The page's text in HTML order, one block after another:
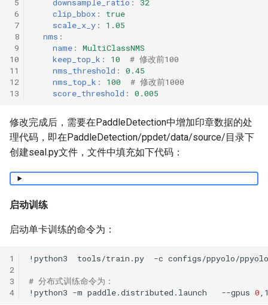
5
6
7
8
9
10
11
12
13
downsample_ratio :
32
clip_bbox :
true
scale_x_y :
1.05
nms :
name :
MultiClassNMS
keep_top_k : 10
# 修改前100
nms_threshold :
0.45
nms_top_k : 100
# 修改前1000
score_threshold : 0.005
修改完成后，需要在PaddleDetection中增加印章数据的处
理代码，即在PaddleDetection/ppdet/data/source/目录下
创建seal.py文件，文件中填充如下代码：
启动训练
启动单卡训练的命令为：
1
2
3
4
!python3 tools/train.py -c configs/ppyolo/
# 分布式训练命令为：
!python3 -m paddle.distributed.launch --gpus 0